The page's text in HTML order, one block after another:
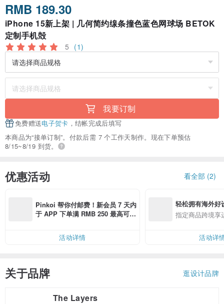
RMB 189.30
iPhone 15新上架 | 几何简约缐条撞色蓝色网球场 BETOK
定制手机殻
5 (1)
我要订制
免费赠送电子贺卡 ，结帐完成后填写
本商品为“接单订制”。付款后需 7 个工作天制作。现在下单预估
8/15~8/19 到货。
优惠活动 看全部 (2)
Pinkoi 帮你付邮费！新会员 7 天内
于 APP 下单满 RMB 250 最高可折
活动详情
轻松拥有海外好
指定商品跨境享
活动详
关于品牌 逛设计品牌
The Layers